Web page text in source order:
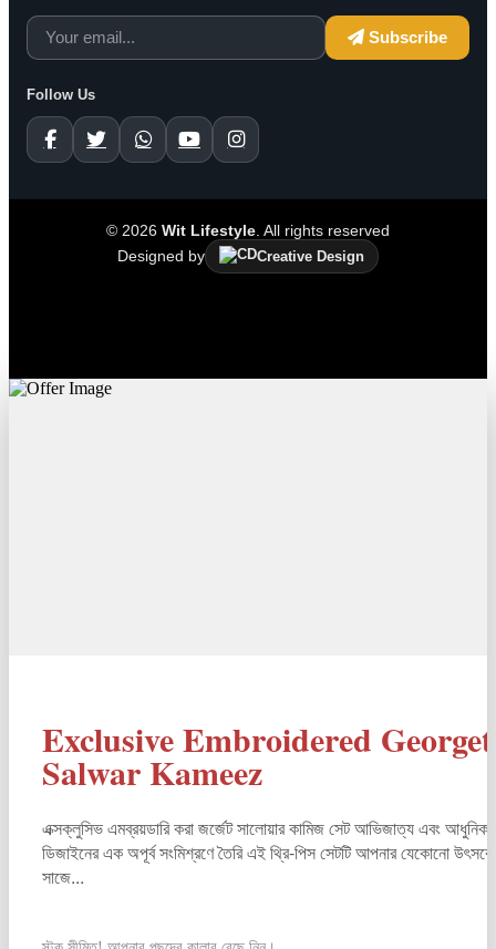
Subscribe
Follow Us
© 2026 Wit Lifestyle . All rights reserved
Designed by
Creative Design
Exclusive Embroidered
Salwar Kameez
এক্সক্লুসিভ এমব্রয়ডারি করা জর্জেট সালোয়ার কামিজ সেট আভিজাত্য এবং আধুনিক
ডিজাইনের এক অপূর্ব সংমিশ্রণে তৈরি এই থ্রি-পিস সেটটি আপনার যেকোনো
সাজে...